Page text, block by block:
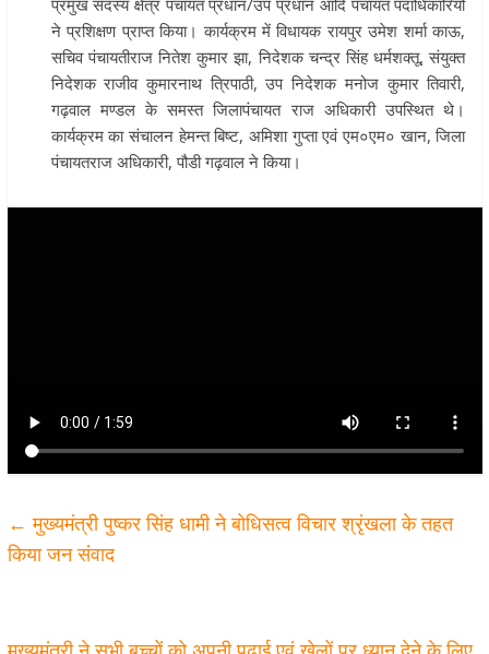
प्रमुख सदस्य क्षेत्र पंचायत प्रधान/उप प्रधान आदि पंचायत पदाधिकारियों
ने प्रशिक्षण प्राप्त किया। कार्यक्रम में विधायक रायपुर उमेश शर्मा काऊ,
सचिव पंचायतीराज नितेश कुमार झा, निदेशक चन्द्र सिंह धर्मशक्तू, संयुक्त
निदेशक राजीव कुमारनाथ त्रिपाठी, उप निदेशक मनोज कुमार तिवारी,
गढ़वाल मण्डल के समस्त जिलापंचायत राज अधिकारी उपस्थित थे।
कार्यक्रम का संचालन हेमन्त बिष्ट, अमिशा गुप्ता एवं एम०एम० खान, जिला
पंचायतराज अधिकारी, पौडी गढ़वाल ने किया।
← मुख्यमंत्री पुष्कर सिंह धामी ने बोधिसत्व विचार श्रृंखला के तहत
किया जन संवाद